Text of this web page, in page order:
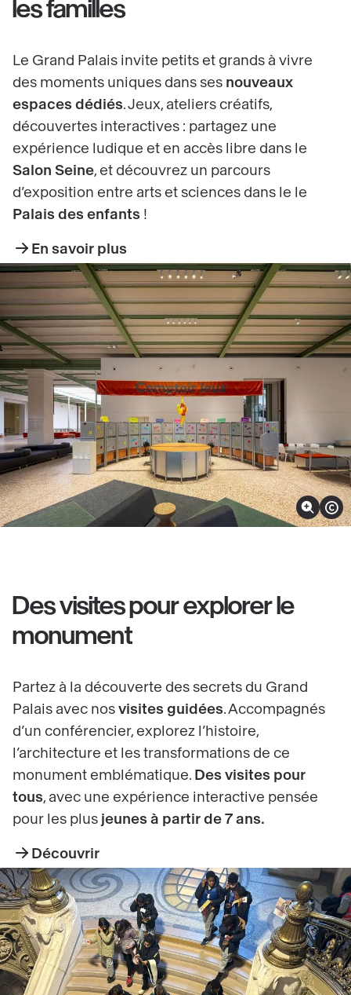
Zoomer sur l'image
les familles
Le Grand Palais invite petits et grands à vivre
des moments uniques dans ses nouveaux
espaces dédiés. Jeux, ateliers créatifs,
découvertes interactives : partagez une
expérience ludique et en accès libre dans le
Salon Seine, et découvrez un parcours
d’exposition entre arts et sciences dans le le
Palais des enfants !
En savoir plus
Des visites pour explorer le
monument
Partez à la découverte des secrets du Grand
Palais avec nos visites guidées. Accompagnés
d’un conférencier, explorez l’histoire,
l’architecture et les transformations de ce
monument emblématique. Des visites pour
tous, avec une expérience interactive pensée
pour les plus jeunes à partir de 7 ans.
Découvrir